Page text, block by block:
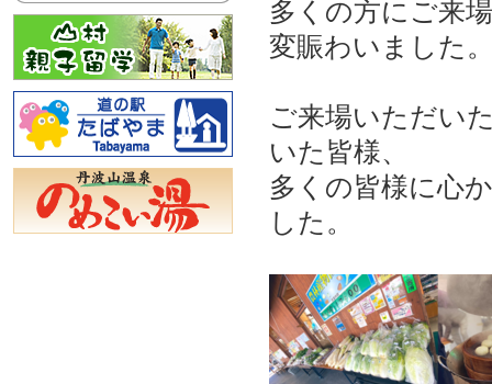
多くの方にご来
変賑わいました
ご来場いただい
いた皆様、
多くの皆様に心
した。